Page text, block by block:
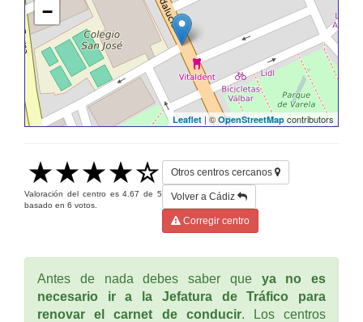
−
Leaflet | © OpenStreetMap contributors
Valoración del centro es4.67 de5
basado en 6 votos.
Otros centros cercanos
Volver a Cádiz
Corregir centro
Antes de nada debes saber que ya no es
necesario ir a la Jefatura de Tráfico para
renovar el carnet de conducir. Los centros